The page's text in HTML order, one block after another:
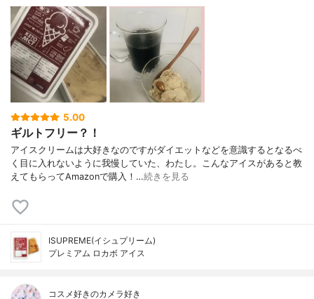
5.00
ギルトフリー？！
アイスクリームは大好きなのですがダイエットなどを意識するとなるべ
く目に入れないように我慢していた、わたし。こんなアイスがあると教
えてもらってAmazonで購入！…続きを見る
ISUPREME(イシュプリーム)
プレミアム ロカボ アイス
コスメ好きのカメラ好き